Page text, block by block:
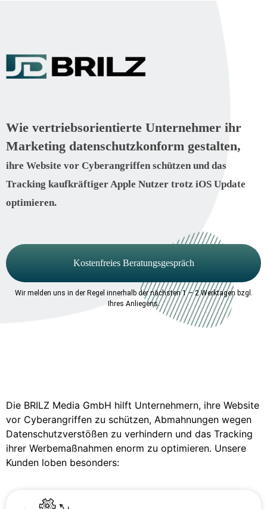
Wie vertriebsorientierte Unternehmer ihr
Marketing datenschutzkonform gestalten,
ihre Website vor Cyberangriffen schützen und das
Tracking kaufkräftiger Apple Nutzer trotz iOS Update
optimieren.
Kostenfreies Beratungsgespräch
Wir melden uns in der Regel innerhalb der nächsten 1 – 2 Werktagen bzgl.
Ihres Anliegens.
Die BRILZ Media GmbH hilft Unternehmern, ihre Website
vor Cyberangriffen zu schützen, Abmahnungen wegen
Datenschutzverstößen zu verhindern und das Tracking
ihrer Werbemaßnahmen enorm zu optimieren. Unsere
Kunden loben besonders: